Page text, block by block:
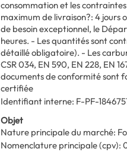
consommation et les
maximum de livraison?: 4 jours
de besoin exceptionnel, le
heures. - Les quantités sont
détaillé obligatoire). - Les
CSR 034, EN 590, EN 228, EN
documents de conformité sont
certifiée
Identifiant interne: F-PF-
Objet
Nature principale du marché:
Nomenclature principale(cpv):